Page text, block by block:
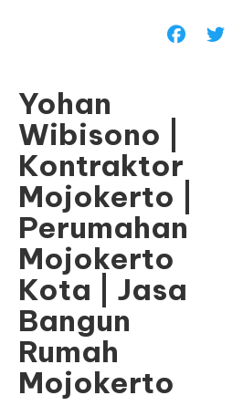
Yohan
Wibisono |
Kontraktor
Mojokerto |
Perumahan
Mojokerto
Kota | Jasa
Bangun
Rumah
Mojokerto